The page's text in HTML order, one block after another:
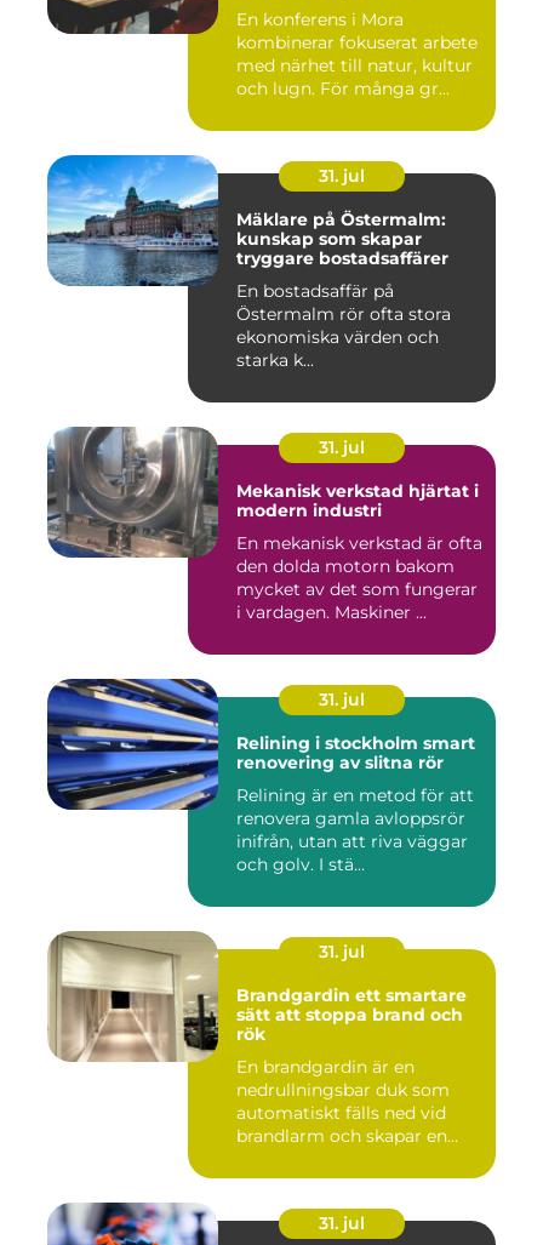
En konferens i Mora
kombinerar fokuserat arbete
med närhet till natur, kultur
och lugn. För många gr...
31. jul
Mäklare på Östermalm:
kunskap som skapar
tryggare bostadsaffärer
En bostadsaffär på
Östermalm rör ofta stora
ekonomiska värden och
starka k...
31. jul
Mekanisk verkstad hjärtat i
modern industri
En mekanisk verkstad är ofta
den dolda motorn bakom
mycket av det som fungerar
i vardagen. Maskiner ...
31. jul
Relining i stockholm smart
renovering av slitna rör
Relining är en metod för att
renovera gamla avloppsrör
inifrån, utan att riva väggar
och golv. I stä...
31. jul
Brandgardin ett smartare
sätt att stoppa brand och
rök
En brandgardin är en
nedrullningsbar duk som
automatiskt fälls ned vid
brandlarm och skapar en
31. jul